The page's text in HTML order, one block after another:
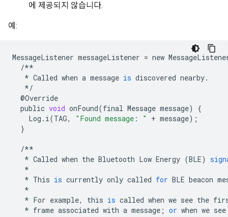
에 제공되지 않습니다.
예:
MessageListener messageListener = new
/**
* Called when a message is discovered nearby.
*/
@Override
public void onFound(final Message message)
{
Log . i(TAG, "Found message: " + message);
}
/**
* Called when the Bluetooth Low Energy (BLE)
*
* This is currently only called for BLE beacon
*
* For example, this is called when we see the
* frame associated with a message ; or when we see